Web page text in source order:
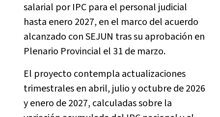
salarial por IPC para el personal judicial
hasta enero 2027, en el marco del acuerdo
alcanzado con SEJUN tras su aprobación en
Plenario Provincial el 31 de marzo.
El proyecto contempla actualizaciones
trimestrales en abril, julio y octubre de 2026
y enero de 2027, calculadas sobre la